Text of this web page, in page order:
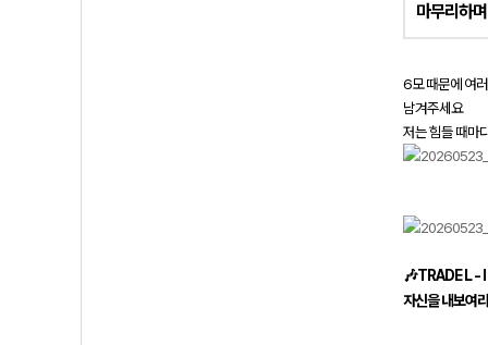
마무리하며
6모 때문에 여
남겨주세요
저는 힘들 때마
🎶TRADE L - I
자신을 내보여